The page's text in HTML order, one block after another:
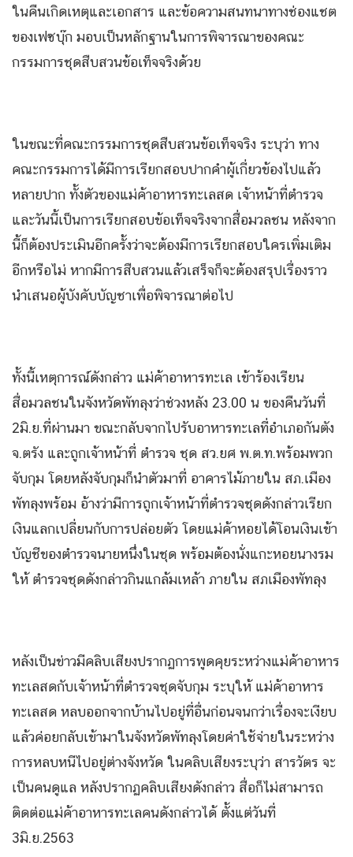
ในคืนเกิดเหตุและเอกสาร และข้อความสนทนาทางช่องแชต
ของเฟซบุ๊ก มอบเป็นหลักฐานในการพิจารณาของคณะ
กรรมการชุดสืบสวนข้อเท็จจริงด้วย
ในขณะที่คณะกรรมการชุดสืบสวนข้อเท็จจริง ระบุว่า ทาง
คณะกรรมการได้มีการเรียกสอบปากคำผู้เกี่ยวข้องไปแล้ว
หลายปาก ทั้งตัวของแม่ค้าอาหารทะเลสด เจ้าหน้าที่ตำรวจ
และวันนี้เป็นการเรียกสอบข้อเท็จจริงจากสื่อมวลชน หลังจาก
นี้ก็ต้องประเมินอีกครั้งว่าจะต้องมีการเรียกสอบใครเพิ่มเติม
อีกหรือไม่ หากมีการสืบสวนแล้วเสร็จก็จะต้องสรุปเรื่องราว
นำเสนอผู้บังคับบัญชาเพื่อพิจารณาต่อไป
ทั้งนี้เหตุการณ์ดังกล่าว แม่ค้าอาหารทะเล เข้าร้องเรียน
สื่อมวลชนในจังหวัดพัทลุงว่าช่วงหลัง 23.00 น ของคืนวันที่
2มิ.ย.ที่ผ่านมา ขณะกลับจากไปรับอาหารทะเลที่อำเภอกันตัง
จ.ตรัง และถูกเจ้าหน้าที่ ตำรวจ ชุด สว.ยศ พ.ต.ท.พร้อมพวก
จับกุม โดยหลังจับกุมก็นำตัวมาที่ อาคารไม้ภายใน สภ.เมือง
พัทลุงพร้อม อ้างว่ามีการถูกเจ้าหน้าที่ตำรวจชุดดังกล่าวเรียก
เงินแลกเปลี่ยนกับการปล่อยตัว โดยแม่ค้าหอยได้โอนเงินเข้า
บัญชีของตำรวจนายหนึ่งในชุด พร้อมต้องนั่งแกะหอยนางรม
ให้ ตำรวจชุดดังกล่าวกินแกล้มเหล้า ภายใน สภเมืองพัทลุง
หลังเป็นข่าวมีคลิบเสียงปรากฏการพูดคุยระหว่างแม่ค้าอาหาร
ทะเลสดกับเจ้าหน้าที่ตำรวจชุดจับกุม ระบุให้ แม่ค้าอาหาร
ทะเลสด หลบออกจากบ้านไปอยู่ที่อื่นก่อนจนกว่าเรื่องจะเงียบ
แล้วค่อยกลับเข้ามาในจังหวัดพัทลุงโดยค่าใช้จ่ายในระหว่าง
การหลบหนีไปอยู่ต่างจังหวัด ในคลิบเสียงระบุว่า สารวัตร จะ
เป็นคนดูแล หลังปรากฏคลิบเสียงดังกล่าว สื่อก็ไม่สามารถ
ติดต่อแม่ค้าอาหารทะเลคนดังกล่าวได้ ตั้งแต่วันที่
3มิ.ย.2563